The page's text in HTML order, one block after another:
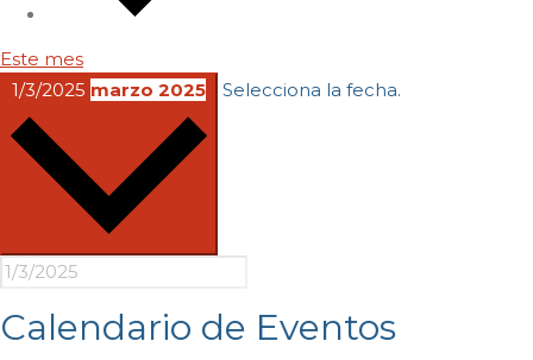
Este mes
1/3/2025 marzo 2025 Selecciona la fecha.
Calendario de Eventos